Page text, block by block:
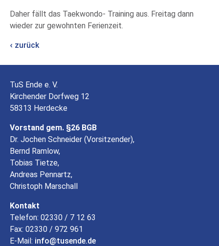
Daher fällt das Taekwondo- Training aus. Freitag dann
wieder zur gewohnten Ferienzeit.
zurück
TuS Ende e. V.
Kirchender Dorfweg 12
58313 Herdecke
Vorstand gem. §26 BGB
Dr. Jochen Schneider (Vorsitzender),
Bernd Ramlow,
Tobias Tietze,
Andreas Pennartz,
Christoph Marschall
Kontakt
Telefon: 02330 / 7 12 63
Fax: 02330 / 972 961
E-Mail: info tusende de